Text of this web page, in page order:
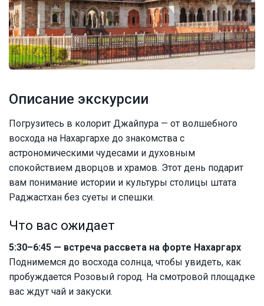
Описание экскурсии
Погрузитесь в колорит Джайпура — от волшебного
восхода на Нахаргархе до знакомства с
астрономическими чудесами и духовным
спокойствием дворцов и храмов. Этот день подарит
вам понимание истории и культуры столицы штата
Раджастхан без суеты и спешки.
Что вас ожидает
5:30–6:45 — встреча рассвета на форте Нахаргарх
Поднимемся до восхода солнца, чтобы увидеть, как
пробуждается Розовый город. На смотровой площадке
вас ждут чай и закуски.